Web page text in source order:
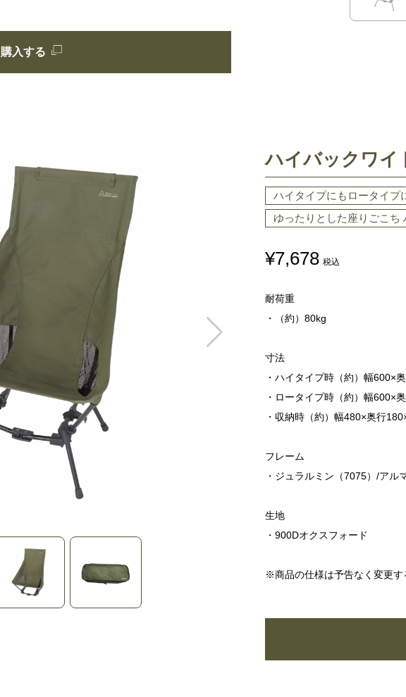
購入する
ハイバックワイ
ハイタイプにもロータイプ
ゆったりとした座りごこち
¥7,678 税込
耐荷重
・（約）80kg
寸法
・ハイタイプ時（約）幅600×
・ロータイプ時（約）幅600×
・収納時（約）幅480×奥行
フレーム
・ジュラルミン（7075）/アル
生地
・900Dオクスフォード
※商品の仕様は予告なく変更す